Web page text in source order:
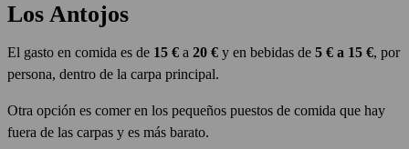
Los Antojos
El gasto en comida es de 15 € a 20 € y en bebidas de 5 € a 15 €, por
persona, dentro de la carpa principal.
Otra opción es comer en los pequeños puestos de comida que hay
fuera de las carpas y es más barato.